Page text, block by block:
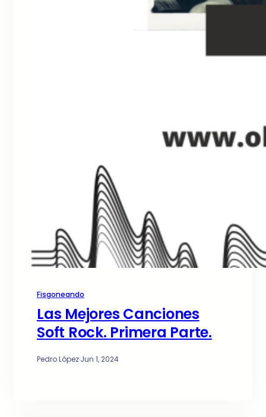
Fisgoneando
Las Mejores Canciones
Soft Rock. Primera Parte.
Pedro López·Jun 1, 2024